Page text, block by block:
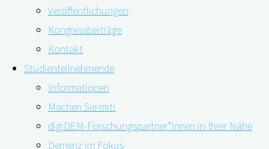
Veröffentlichungen
Kongressbeiträge
Kontakt
Studienteilnehmende
Informationen
Machen Sie mit!
digiDEM-Forschungspartner*innen in Ihrer Nähe
Demenz im Fokus
Schlafgesundheit der pflegenden
Angehörigen auswirkt
05.11.2021 11.11.2021
Die meisten Menschen mit Demenz werden zu
Hause von ihren Angehörigen versorgt. Die
Belastungen durch die Pflege und Veränderung des